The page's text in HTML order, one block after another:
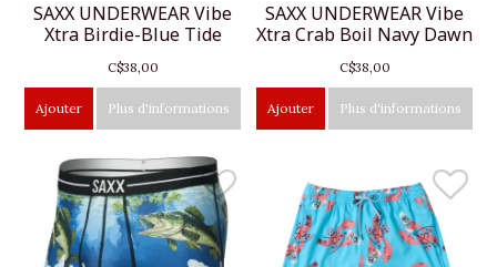
SAXX UNDERWEAR Vibe
Xtra Birdie-Blue Tide
C$38,00
Ajouter Plus d'informations
SAXX UNDERWEAR Vibe
Xtra Crab Boil Navy Dawn
C$38,00
Ajouter Plus d'informations